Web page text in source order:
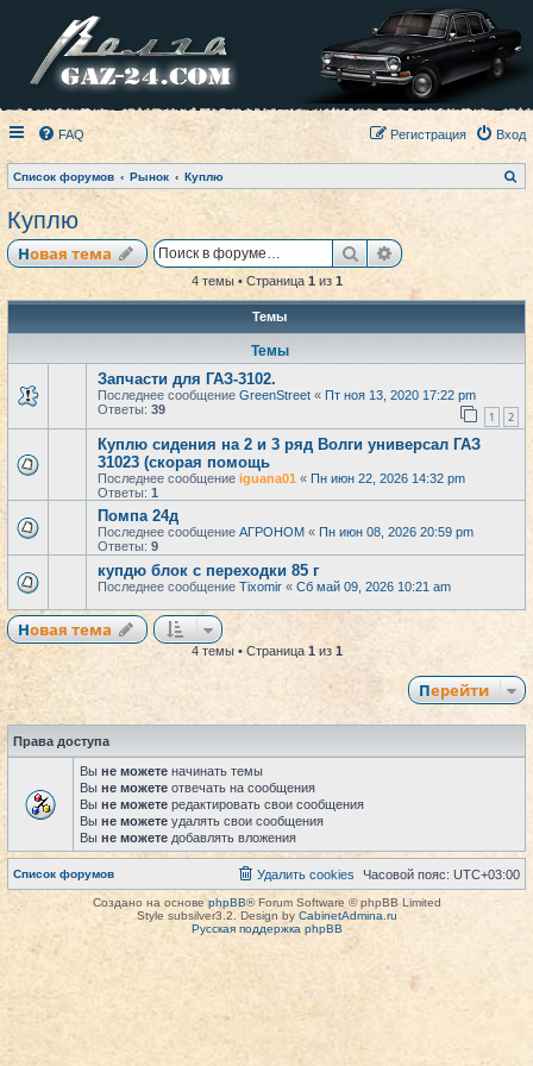
FAQ Вход
Регистрация
Список форумов Рынок Куплю
о
Куплю
Новая тема ПоискРасширенный
4 темы • Страница 1из 1
Темы
Темы
Запчасти для ГАЗ-3102.
Последнее сообщение GreenStreet « Пт ноя 13, 2020 17:22 pm
Ответы: 39 1 2
Куплю сидения на 2 и 3 ряд Волги универсал ГАЗ
31023 (скорая помощь
Последнее сообщение iguana01 « Пн июн 22, 2026 14:32 pm
Ответы: 1
Помпа 24д
Последнее сообщение АГРОНОМ « Пн июн 08, 2026 20:59 pm
Ответы: 9
купдю блок с переходки 85 г
Последнее сообщение Tixomir « Сб май 09, 2026 10:21 am
Новая тема
4 темы • Страница 1 из 1
Перейти
Права доступа
Вы не можете начинать темы
Вы не можете отвечать на сообщения
Вы не можете редактировать свои сообщения
Вы не можете удалять свои сообщения
Вы не можете добавлять вложения
Список форумов Часовой пояс: UTC+03:00
Удалить cookies
Создано на основе phpBB® Forum Software © phpBB Limited
Style subsilver3.2. Design by CabinetAdmina.ru
Русская поддержка phpBB